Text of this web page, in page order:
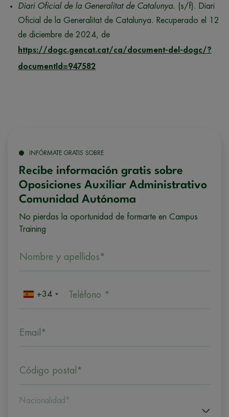
Diari Oficial de la Generalitat de Catalunya. (s/f). Diari
Oficial de la Generalitat de Catalunya. Recuperado el 12
de diciembre de 2024, de
https://dogc.gencat.cat/ca/document-del-dogc/?
documentId=947582
INFÓRMATE GRATIS SOBRE
Recibe información gratis sobre
Oposiciones Auxiliar Administrativo
Comunidad Autónoma
No pierdas la oportunidad de formarte en Campus
Training
Nombre y apellidos*
+34 Teléfono *
Email*
Código postal*
Nacionalidad*